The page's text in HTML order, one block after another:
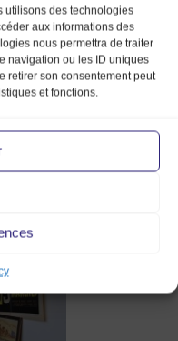
utilisons des technologies
aux informations des
nous permettra de traiter
navigation ou les ID uniques
retirer son consentement peut
et fonctions.